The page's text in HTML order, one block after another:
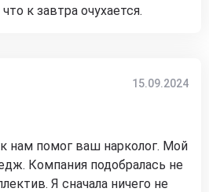
к завтра очухается.
15.09.2024
нам помог ваш нарколог. Мой
Компания подобралась не
Я сначала ничего не